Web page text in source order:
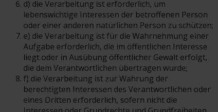
d) die Verarbeitung ist erforderlich, um
lebenswichtige Interessen der betroffenen Person
oder einer anderen natürlichen Person zu schützen;
e) die Verarbeitung ist für die Wahrnehmung einer
Aufgabe erforderlich, die im öffentlichen Interesse
liegt oder in Ausübung öffentlicher Gewalt erfolgt,
die dem Verantwortlichen übertragen wurde;
f) die Verarbeitung ist zur Wahrung der
berechtigten Interessen des Verantwortlichen oder
eines Dritten erforderlich, sofern nicht die